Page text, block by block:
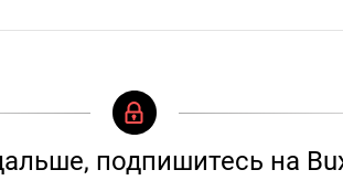
подпишитесь на